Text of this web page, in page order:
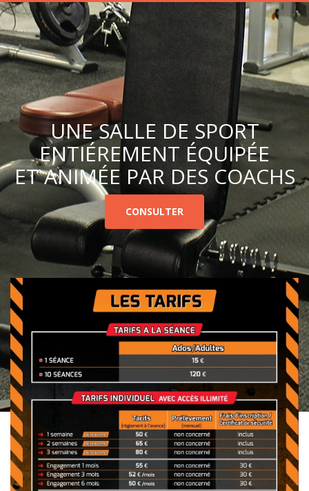
UNE SALLE DE SPORT
ENTIÉREMENT ÉQUIPÉE
ET ANIMÉE PAR DES COACHS
CONSULTER